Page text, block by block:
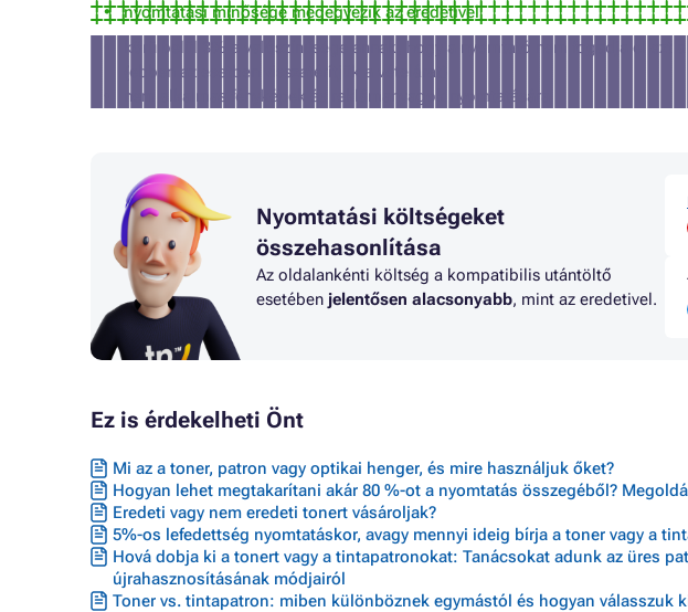
nyomtatási minősége megegyezik az eredetivel
körülbelül 3% a valószínűsége annak, hogy a nyomtató nem fogadja el ezt
(ebben az esetben visszatérítjük a vételárat)
nem alkalmas fényképek és reklámanyagok nyomtatására
Nyomtatási költségeket
összehasonlítása
Az oldalankénti költség a kompatibilis utántöltő
esetében jelentősen alacsonyabb, mint az eredetivel.
Ez is érdekelheti Önt
Mi az a toner, patron vagy optikai henger, és mire használjuk őket?
Hogyan lehet megtakarítani akár 80 %-ot a nyomtatás összegéből?
Eredeti vagy nem eredeti tonert vásároljak?
5%-os lefedettség nyomtatáskor, avagy mennyi ideig bírja a toner vagy a
Hová dobja ki a tonert vagy a tintapatronokat: Tanácsokat adunk az üres
újrahasznosításának módjairól
Toner vs. tintapatron: miben különböznek egymástól és hogyan válasszuk